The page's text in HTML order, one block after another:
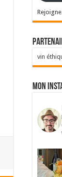
vin
Mon